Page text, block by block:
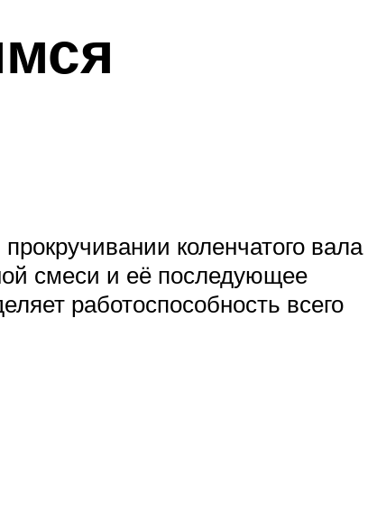
коленчатого вала
смеси и её последующее
работоспособность всего